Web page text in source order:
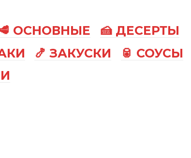
ОСНОВНЫЕ
🍰 ДЕСЕРТЫ
🍤 ЗАКУСКИ
🥫 СОУСЫ